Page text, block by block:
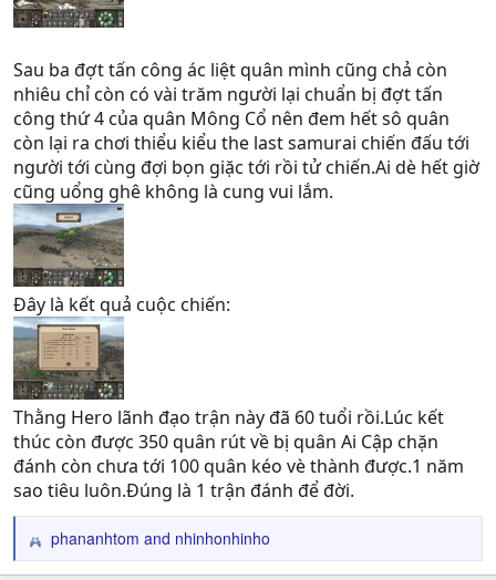
Sau ba đợt tấn công ác liệt quân mình cũng chả còn
nhiêu chỉ còn có vài trăm người lại chuẩn bị đợt tấn
công thứ 4 của quân Mông Cổ nên đem hết sô quân
còn lại ra chơi thiểu kiểu the last samurai chiến đấu tới
người tới cùng đợi bọn giặc tới rồi tử chiến.Ai dè hết giờ
cũng uổng ghê không là cung vui lắm.
Đây là kết quả cuộc chiến:
Thằng Hero lãnh đạo trận này đã 60 tuổi rồi.Lúc kết
thúc còn được 350 quân rút về bị quân Ai Cập chặn
đánh còn chưa tới 100 quân kéo vè thành được.1 năm
sao tiêu luôn.Đúng là 1 trận đánh để đời.
R
e
phananhtom and nhinhonhinho